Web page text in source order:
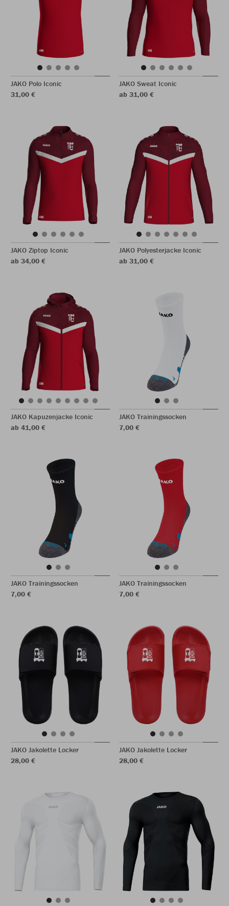
JAKO Polo Iconic
31,00 €
JAKO Sweat Iconic
ab 31,00 €
JAKO Ziptop Iconic
ab 34,00 €
JAKO Polyesterjacke Iconic
ab 31,00 €
JAKO Kapuzenjacke Iconic
ab 41,00 €
JAKO Trainingssocken
7,00 €
JAKO Trainingssocken
7,00 €
JAKO Trainingssocken
7,00 €
JAKO Jakolette Locker
28,00 €
JAKO Jakolette Locker
28,00 €